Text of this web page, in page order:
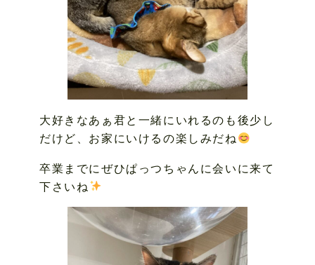
大好きなあぁ君と一緒にいれるのも後少し
だけど、お家にいけるの楽しみだね
卒業までにぜひぱっつちゃんに会いに来て
下さいね